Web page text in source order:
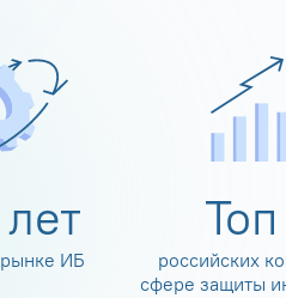
лет
ИБ
Топ
российских
сфере защиты